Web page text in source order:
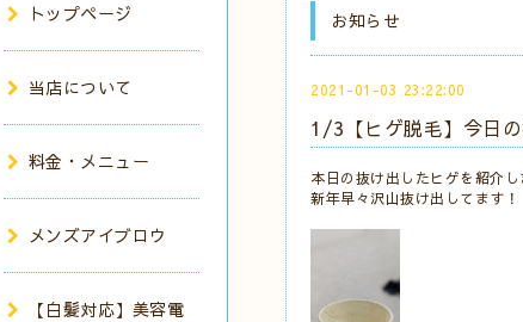
お知らせ
2021-01-03 23:22:00
1/3【ヒゲ脱毛】今日
本日の抜け出したヒゲを紹介し
新年早々沢山抜け出してます！
トップページ
当店について
料金・メニュー
メンズアイブロウ
【白髪対応】美容電